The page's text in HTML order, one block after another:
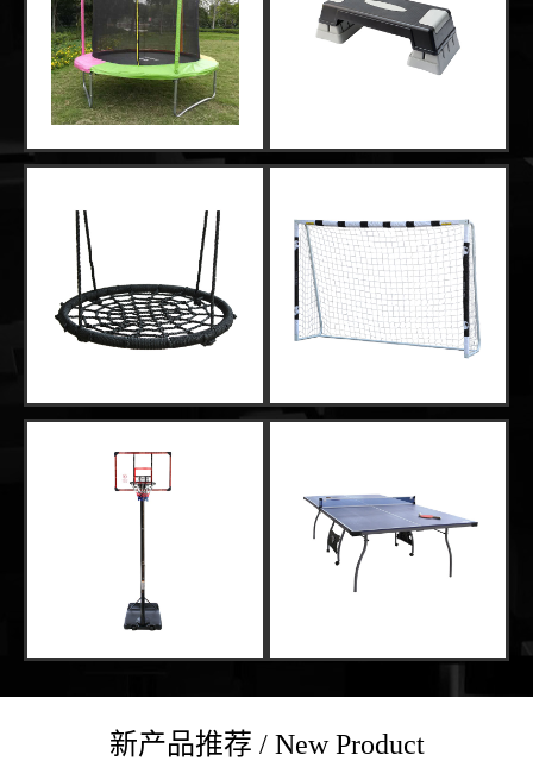
新产品推荐 / New Product